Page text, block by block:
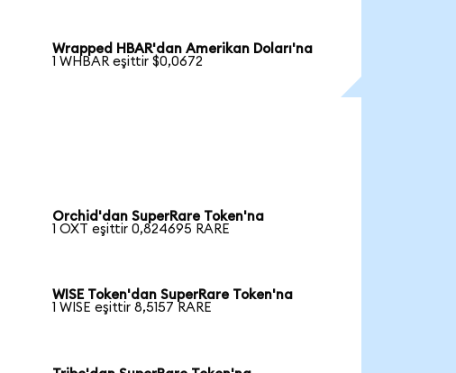
Wrapped HBAR'dan Amerikan Doları'na
1 WHBAR eşittir $0,0672
Orchid'dan SuperRare Token'na
1 OXT eşittir 0,824695 RARE
WISE Token'dan SuperRare Token'na
1 WISE eşittir 8,5157 RARE